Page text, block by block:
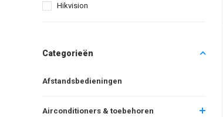
Hikvision
Categorieën
Afstandsbedieningen
Airconditioners & toebehoren